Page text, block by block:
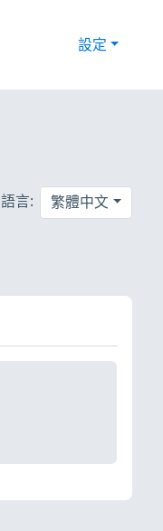
設定
語言: 繁體中文